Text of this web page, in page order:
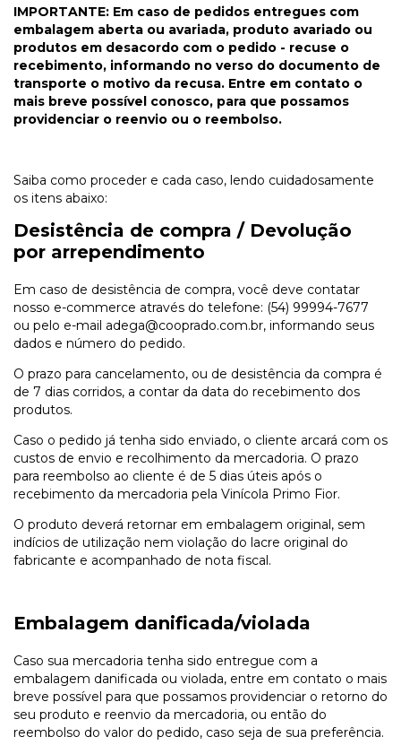
IMPORTANTE: Em caso de pedidos entregues com
embalagem aberta ou avariada, produto avariado ou
produtos em desacordo com o pedido - recuse o
recebimento, informando no verso do documento de
transporte o motivo da recusa. Entre em contato o
mais breve possível conosco, para que possamos
providenciar o reenvio ou o reembolso.
Saiba como proceder e cada caso, lendo cuidadosamente
os itens abaixo:
Desistência de compra / Devolução
por arrependimento
Em caso de desistência de compra, você deve contatar
nosso e-commerce através do telefone: (54) 99994-7677
ou pelo e-mail adega@cooprado.com.br, informando seus
dados e número do pedido.
O prazo para cancelamento, ou de desistência da compra é
de 7 dias corridos, a contar da data do recebimento dos
produtos.
Caso o pedido já tenha sido enviado, o cliente arcará com os
custos de envio e recolhimento da mercadoria. O prazo
para reembolso ao cliente é de 5 dias úteis após o
recebimento da mercadoria pela Vinícola Primo Fior.
O produto deverá retornar em embalagem original, sem
indícios de utilização nem violação do lacre original do
fabricante e acompanhado de nota fiscal.
Embalagem danificada/violada
Caso sua mercadoria tenha sido entregue com a
embalagem danificada ou violada, entre em contato o mais
breve possível para que possamos providenciar o retorno do
seu produto e reenvio da mercadoria, ou então do
reembolso do valor do pedido, caso seja de sua preferência.